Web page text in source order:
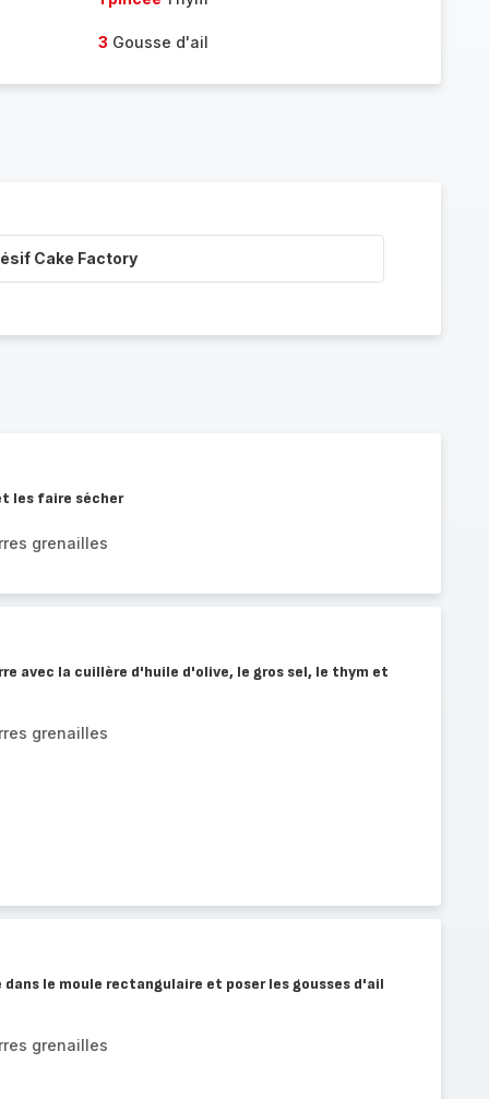
3 Gousse d'ail
Cake Factory
les faire sécher
grenailles
avec la cuillère d'huile d'olive, le gros sel, le thym et
grenailles
le moule rectangulaire et poser les gousses d'ail
grenailles